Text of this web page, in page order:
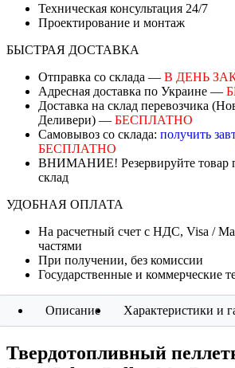
Техническая консультация 24/7
Проектирование и монтаж
БЫСТРАЯ ДОСТАВКА
Отправка со склада — В ДЕНЬ
Адресная доставка по Украине —
Доставка на склад перевозчика
Деливери) — БЕСПЛАТНО
Самовывоз со склада: получить
БЕСПЛАТНО
ВНИМАНИЕ! Резервируйте товар
склад
УДОБНАЯ ОПЛАТА
На расчетный счет с НДС, Visa /
частями
При получении, без комиссии
Государственные и коммерческие
Описание Характеристики и
Твердотопливный